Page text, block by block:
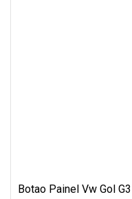
Botao Painel Vw Gol